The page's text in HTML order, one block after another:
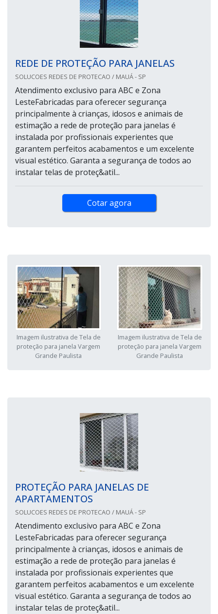
REDE DE PROTEÇÃO PARA JANELAS
SOLUCOES REDES DE PROTECAO / MAUÁ - SP
Atendimento exclusivo para ABC e Zona
LesteFabricadas para oferecer segurança
principalmente à crianças, idosos e animais de
estimação a rede de proteção para janelas é
instalada por profissionais experientes que
garantem perfeitos acabamentos e um excelente
visual estético. Garanta a segurança de todos ao
instalar telas de proteç&atil...
Cotar agora
Imagem ilustrativa de Tela de
proteção para janela Vargem
Grande Paulista
Imagem ilustrativa de Tela de
proteção para janela Vargem
Grande Paulista
PROTEÇÃO PARA JANELAS DE
APARTAMENTOS
SOLUCOES REDES DE PROTECAO / MAUÁ - SP
Atendimento exclusivo para ABC e Zona
LesteFabricadas para oferecer segurança
principalmente à crianças, idosos e animais de
estimação a rede de proteção para janelas é
instalada por profissionais experientes que
garantem perfeitos acabamentos e um excelente
visual estético. Garanta a segurança de todos ao
instalar telas de proteç&atil...